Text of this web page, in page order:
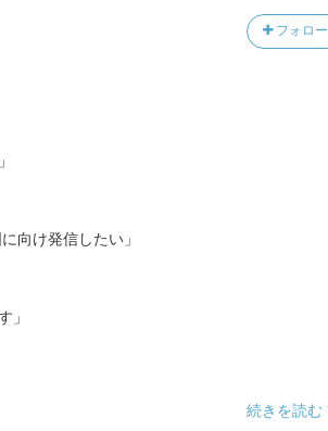
なった。取調室という、いわばアウェイで異
とながら、そもそも、人ってそんなに理路整
だけど）。
くると、それだけでアヤしいような気がして
たが。
フォロー
向け発信したい」
」